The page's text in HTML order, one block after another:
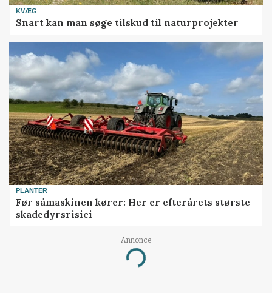
KVÆG
Snart kan man søge tilskud til naturprojekter
PLANTER
Før såmaskinen kører: Her er efterårets største
skadedyrsrisici
Annonce
Loading...